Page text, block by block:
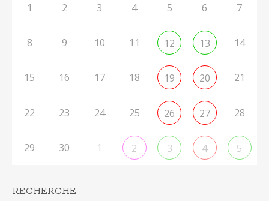
1 2 3 4 5 6 7
8 9 10 11 12 13 14
15 16 17 18 19 20 21
22 23 24 25 26 27 28
29 30 1 2 3 4 5
RECHERCHE